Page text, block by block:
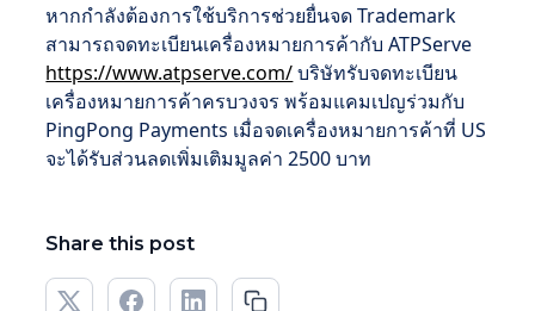
หากกำลังต้องการใช้บริการช่วยยื่นจด Trademark
สามารถจดทะเบียนเครื่องหมายการค้ากับ ATPServe
https://www.atpserve.com/บริษัทรับจดทะเบียน
เครื่องหมายการค้าครบวงจร พร้อมแคมเปญร่วมกับ
PingPong Payments เมื่อจดเครื่องหมายการค้าที่ US
จะได้รับส่วนลดเพิ่มเติมมูลค่า 2500 บาท
Share this post